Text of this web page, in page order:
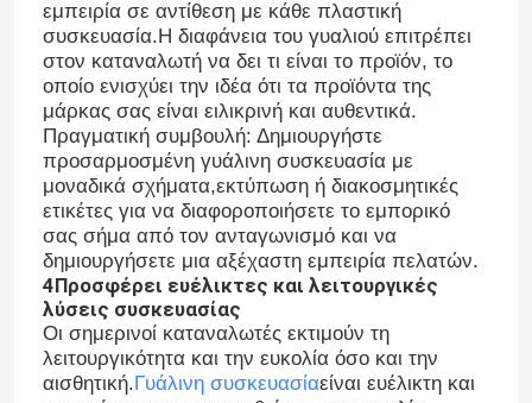
Γύρος εργοστασίων
Ποιοτικός έλεγχος
επαφή
Ζητήστε ένα απόσπασμα
Γυάλινα μπουκάλια
εμπειρία σε αντίθεση με κάθε πλαστική
συσκευασία.Η διαφάνεια του γυαλιού επιτρέπει
στον καταναλωτή να δει τι είναι το προϊόν, το
οποίο ενισχύει την ιδέα ότι τα προϊόντα της
μάρκας σας είναι ειλικρινή και αυθεντικά.
Πραγματική συμβουλή: Δημιουργήστε
προσαρμοσμένη γυάλινη συσκευασία με
μοναδικά σχήματα,εκτύπωση ή διακοσμητικές
ετικέτες για να διαφοροποιήσετε το εμπορικό
σας σήμα από τον ανταγωνισμό και να
δημιουργήσετε μια αξέχαστη εμπειρία πελατών.
4Προσφέρει ευέλικτες και λειτουργικές
λύσεις συσκευασίας
Οι σημερινοί καταναλωτές εκτιμούν τη
λειτουργικότητα και την ευκολία όσο και την
αισθητική.Γυάλινη συσκευασίαείναι ευέλικτη και